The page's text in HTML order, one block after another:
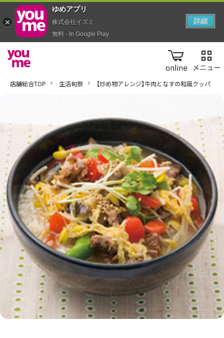
online
店舗総合TOP 生活旬祭 【炒め物アレンジ】牛肉となすの和風クッパ
ゆめアプ‪リ‬
株式会社イズミ
無料 - In Google Play
詳細